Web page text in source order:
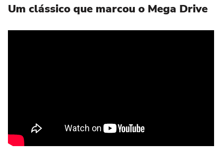
Um clássico que marcou o Mega Drive